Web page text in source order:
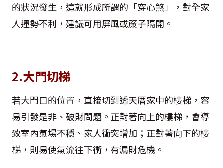
的狀況發生，這就形成所謂的「穿心煞」，對全家
人運勢不利，建議可用屏風或簾子隔開。
2.大門切梯
若大門口的位置，直接切到透天厝家中的樓梯，容
易引發是非、破財問題。正對著向上的樓梯，會導
致室內氣場不穩、家人衝突增加；正對著向下的樓
梯，則易使氣流往下衝，有漏財危機。